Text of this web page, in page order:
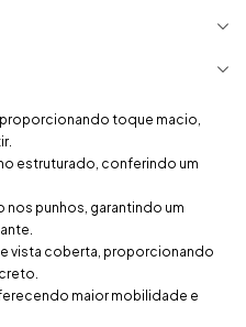
toque macio,
estruturado, conferindo um
nos punhos, garantindo um
vista coberta, proporcionando
maior mobilidade e